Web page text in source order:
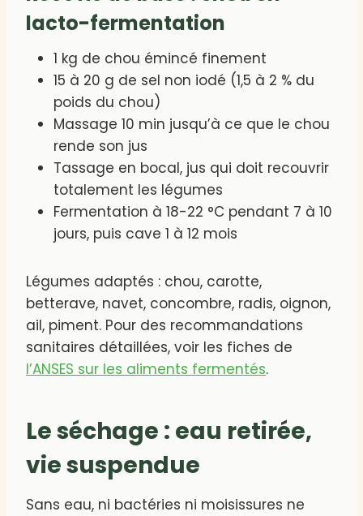
lacto-fermentation
1 kg de chou émincé finement
15 à 20 g de sel non iodé (1,5 à 2 % du
poids du chou)
Massage 10 min jusqu’à ce que le chou
rende son jus
Tassage en bocal, jus qui doit recouvrir
totalement les légumes
Fermentation à 18-22 °C pendant 7 à 10
jours, puis cave 1 à 12 mois
Légumes adaptés : chou, carotte,
betterave, navet, concombre, radis, oignon,
ail, piment. Pour des recommandations
sanitaires détaillées, voir les fiches de
l’ANSES sur les aliments fermentés.
Le séchage : eau retirée,
vie suspendue
Sans eau, ni bactéries ni moisissures ne